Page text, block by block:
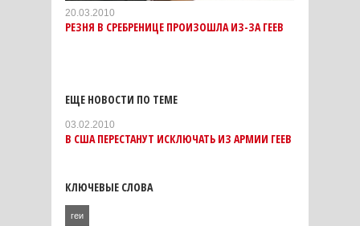
20.03.2010
РЕЗНЯ В СРЕБРЕНИЦЕ ПРОИЗОШЛА ИЗ-ЗА ГЕЕВ
ЕЩЕ НОВОСТИ ПО ТЕМЕ
03.02.2010
В США ПЕРЕСТАНУТ ИСКЛЮЧАТЬ ИЗ АРМИИ ГЕЕВ
КЛЮЧЕВЫЕ СЛОВА
геи